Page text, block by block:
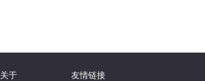
关于 友情链接